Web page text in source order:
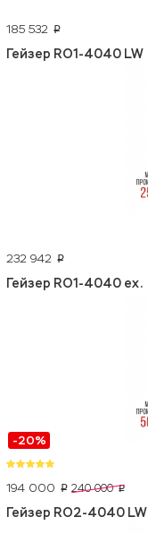
185 532 p
Гейзер RO1-4040 LW
232 942 p
Гейзер RO1-4040 ex.
-20%
194 000 p 240 000 p
Гейзер RO2-4040 LW